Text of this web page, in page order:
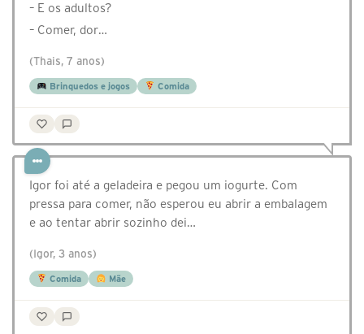
– E os adultos?
– Comer, dor…
(Thais, 7 anos)
Brinquedos e jogos Comida
Igor foi até a geladeira e pegou um iogurte. Com
pressa para comer, não esperou eu abrir a embalagem
e ao tentar abrir sozinho dei…
(Igor, 3 anos)
Comida Mãe